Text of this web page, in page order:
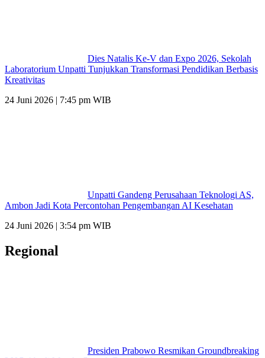
Dies Natalis Ke-V dan Expo 2026, Sekolah
Laboratorium Unpatti Tunjukkan Transformasi Pendidikan Berbasis
Kreativitas
24 Juni 2026 | 7:45 pm WIB
Unpatti Gandeng Perusahaan Teknologi AS,
Ambon Jadi Kota Percontohan Pengembangan AI Kesehatan
24 Juni 2026 | 3:54 pm WIB
Regional
Presiden Prabowo Resmikan Groundbreaking